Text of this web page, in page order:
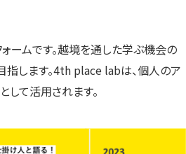
ームです。越境を通した学ぶ機会の
指します。4th place labは、個人のア
て活用されます。